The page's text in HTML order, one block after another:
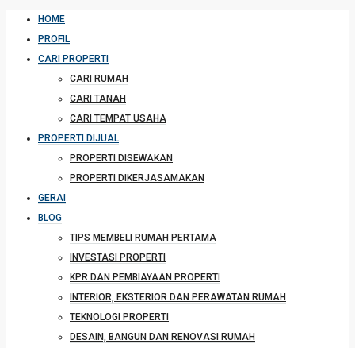
HOME
PROFIL
CARI PROPERTI
CARI RUMAH
CARI TANAH
CARI TEMPAT USAHA
PROPERTI DIJUAL
PROPERTI DISEWAKAN
PROPERTI DIKERJASAMAKAN
GERAI
BLOG
TIPS MEMBELI RUMAH PERTAMA
INVESTASI PROPERTI
KPR DAN PEMBIAYAAN PROPERTI
INTERIOR, EKSTERIOR DAN PERAWATAN RUMAH
TEKNOLOGI PROPERTI
DESAIN, BANGUN DAN RENOVASI RUMAH